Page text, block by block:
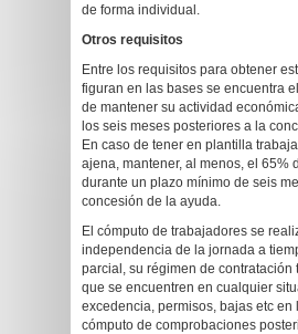
de forma individual.
Otros requisitos
Entre los requisitos para obtener
figuran en las bases se encuentra
de mantener su actividad
los seis meses posteriores a la
En caso de tener en plantilla
ajena, mantener, al menos, el 65%
durante un plazo mínimo de seis
concesión de la ayuda.
El cómputo de trabajadores se
independencia de la jornada a
parcial, su régimen de contratación
que se encuentren en cualquier
excedencia, permisos, bajas etc en
cómputo de comprobaciones